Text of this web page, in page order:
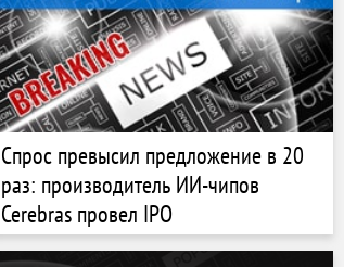
Спрос превысил предложение в 20
раз: производитель ИИ-чипов
Cerebras провел IPO